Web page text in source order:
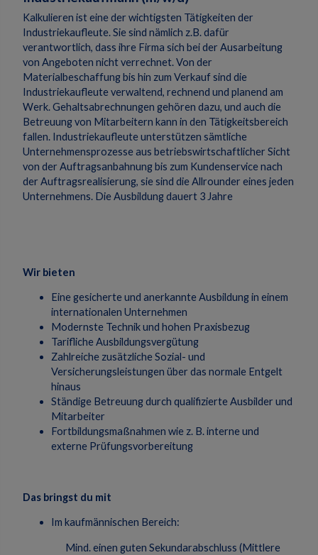
Kalkulieren ist eine der wichtigsten Tätigkeiten der
Industriekaufleute. Sie sind nämlich z.B. dafür
verantwortlich, dass ihre Firma sich bei der Ausarbeitung
von Angeboten nicht verrechnet. Von der
Materialbeschaffung bis hin zum Verkauf sind die
Industriekaufleute verwaltend, rechnend und planend am
Werk. Gehaltsabrechnungen gehören dazu, und auch die
Betreuung von Mitarbeitern kann in den Tätigkeitsbereich
fallen. Industriekaufleute unterstützen sämtliche
Unternehmensprozesse aus betriebswirtschaftlicher Sicht
von der Auftragsanbahnung bis zum Kundenservice nach
der Auftragsrealisierung, sie sind die Allrounder eines jeden
Unternehmens. Die Ausbildung dauert 3 Jahre
Wir bieten
Eine gesicherte und anerkannte Ausbildung in einem
internationalen Unternehmen
Modernste Technik und hohen Praxisbezug
Tarifliche Ausbildungsvergütung
Zahlreiche zusätzliche Sozial- und
Versicherungsleistungen über das normale Entgelt
hinaus
Ständige Betreuung durch qualifizierte Ausbilder und
Mitarbeiter
Fortbildungsmaßnahmen wie z. B. interne und
externe Prüfungsvorbereitung
Das bringst du mit
Im kaufmännischen Bereich:
Mind. einen guten Sekundarabschluss (Mittlere